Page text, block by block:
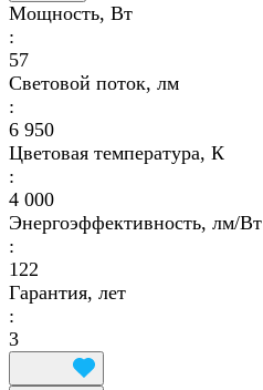
Мощность, Вт
:
57
Световой поток, лм
:
6 950
Цветовая температура, К
:
4 000
Энергоэффективность, лм/Вт
:
122
Гарантия, лет
:
3